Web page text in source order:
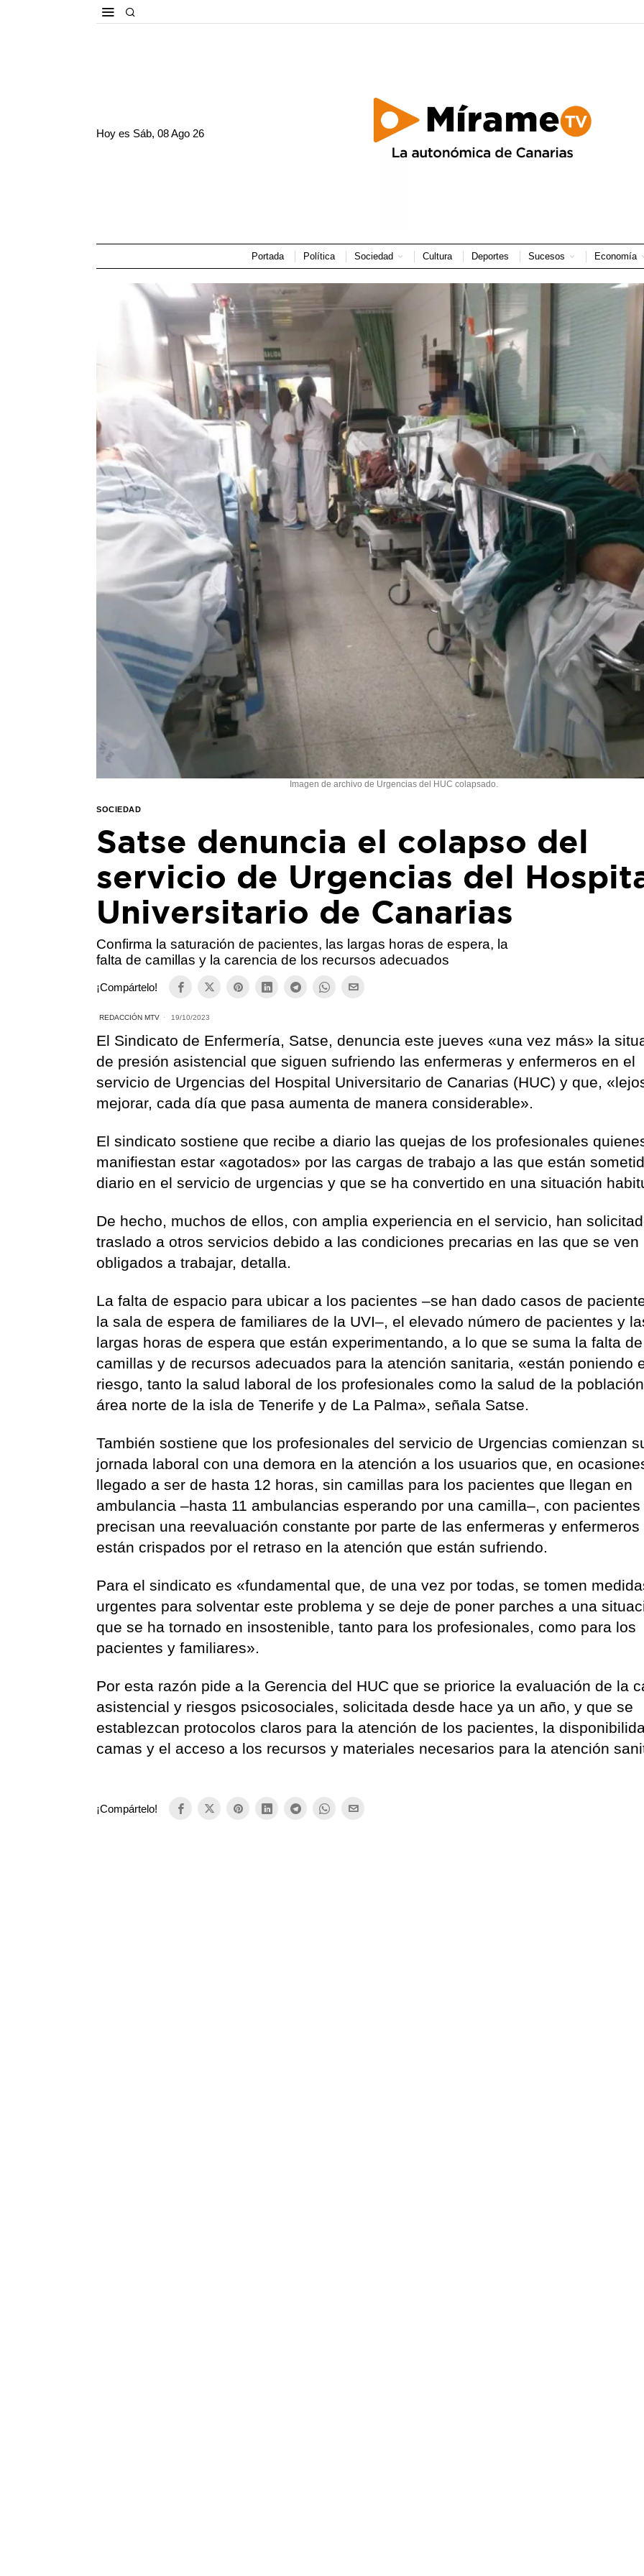
Hoy es Sáb, 08 Ago 26
Portada Política Sociedad Cultura Deportes Sucesos Economía
Imagen de archivo de Urgencias del HUC colapsado.
SOCIEDAD
Satse denuncia el colapso del
servicio de Urgencias del
Universitario de Canarias
Confirma la saturación de pacientes, las largas horas de espera, la
falta de camillas y la carencia de los recursos adecuados
¡Compártelo!
REDACCIÓN MTV 19/10/2023
El Sindicato de Enfermería, Satse, denuncia este jueves «una vez más» la
de presión asistencial que siguen sufriendo las enfermeras y enfermeros en el
servicio de Urgencias del Hospital Universitario de Canarias (HUC) y que,
mejorar, cada día que pasa aumenta de manera considerable».
El sindicato sostiene que recibe a diario las quejas de los profesionales
manifiestan estar «agotados» por las cargas de trabajo a las que están
diario en el servicio de urgencias y que se ha convertido en una situación
De hecho, muchos de ellos, con amplia experiencia en el servicio, han
traslado a otros servicios debido a las condiciones precarias en las que se ven
obligados a trabajar, detalla.
La falta de espacio para ubicar a los pacientes –se han dado casos de
la sala de espera de familiares de la UVI–, el elevado número de pacientes y
largas horas de espera que están experimentando, a lo que se suma la falta de
camillas y de recursos adecuados para la atención sanitaria, «están poniendo
riesgo, tanto la salud laboral de los profesionales como la salud de la
área norte de la isla de Tenerife y de La Palma», señala Satse.
También sostiene que los profesionales del servicio de Urgencias comienzan
jornada laboral con una demora en la atención a los usuarios que, en
llegado a ser de hasta 12 horas, sin camillas para los pacientes que llegan en
ambulancia –hasta 11 ambulancias esperando por una camilla–, con
precisan una reevaluación constante por parte de las enfermeras y enfermeros
están crispados por el retraso en la atención que están sufriendo.
Para el sindicato es «fundamental que, de una vez por todas, se tomen
urgentes para solventar este problema y se deje de poner parches a una
que se ha tornado en insostenible, tanto para los profesionales, como para los
pacientes y familiares».
Por esta razón pide a la Gerencia del HUC que se priorice la evaluación de la
asistencial y riesgos psicosociales, solicitada desde hace ya un año, y que se
establezcan protocolos claros para la atención de los pacientes, la
camas y el acceso a los recursos y materiales necesarios para la atención
¡Compártelo!